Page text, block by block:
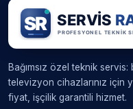
Bağımsız özel teknik
televizyon cihazlarınız için
fiyat, işçilik garantili hizmet.